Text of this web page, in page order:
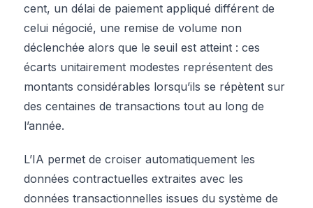
cent, un délai de paiement appliqué différent de
celui négocié, une remise de volume non
déclenchée alors que le seuil est atteint : ces
écarts unitairement modestes représentent des
montants considérables lorsqu’ils se répètent sur
des centaines de transactions tout au long de
l’année.
L’IA permet de croiser automatiquement les
données contractuelles extraites avec les
données transactionnelles issues du système de